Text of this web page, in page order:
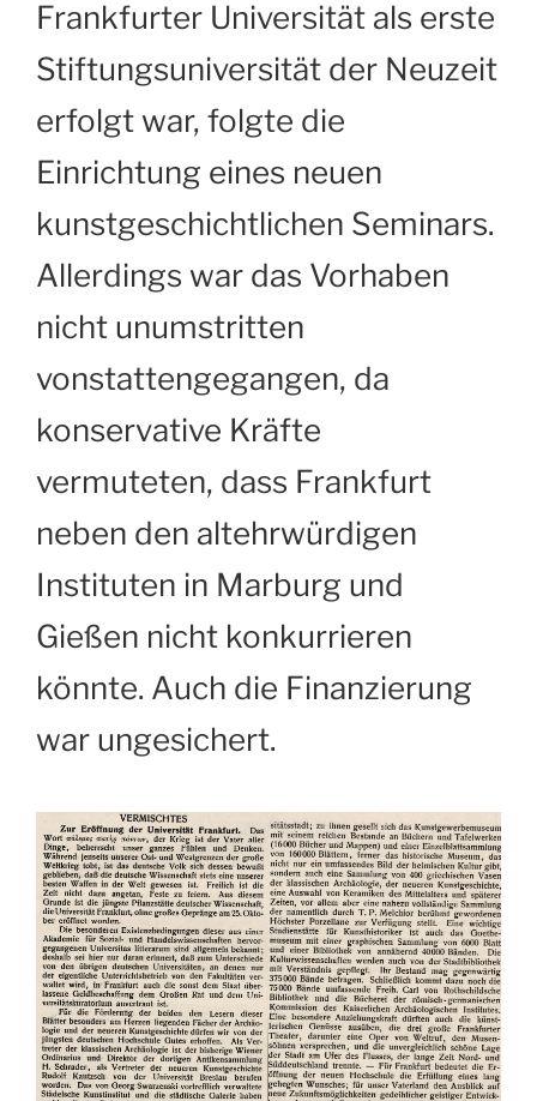
Frankfurter Universität als erste
Stiftungsuniversität der Neuzeit
erfolgt war, folgte die
Einrichtung eines neuen
kunstgeschichtlichen Seminars.
Allerdings war das Vorhaben
nicht unumstritten
vonstattengegangen, da
konservative Kräfte
vermuteten, dass Frankfurt
neben den altehrwürdigen
Instituten in Marburg und
Gießen nicht konkurrieren
könnte. Auch die Finanzierung
war ungesichert.